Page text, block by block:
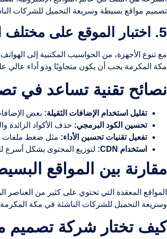
تصميم مواقع بسيطة وسريعة التحميل للشركات
5. اختبار الموقع على مختلف الأجهزة والمتصفحات
مع تنوع الأجهزة، من الحواسيب المكتبية إلى
مكة المكرمة يجب أن يكون متجاوبًا وذو أداء عالي
نصائح تقنية تساعد في
تقليل استخدام الإضافات الثقيلة: بعض
تحسين الكود البرمجي: حذف الأكواد الزائدة
تفعيل تقنيات تحسين الأداء: مثل ضغط ملفات CSS وJavaScript، ودمجها لتقليل عدد الطلبات.
استخدام CDN:
لتوزيع المحتوى بشكل أسرع
مقارنة بين المواقع
المواقع المعقدة التي تحتوي على كثير من العناصر
وسريعة التحميل للشركات الناشئة في مكة المكرمة
كيف تختار شركة تصميم